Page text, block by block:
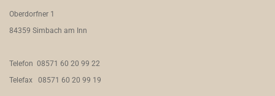
Oberdorfner 1
84359 Simbach am Inn
Telefon 08571 60 20 99 22
Telefax 08571 60 20 99 19